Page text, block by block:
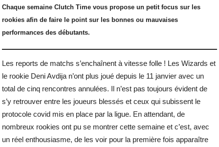
Chaque semaine Clutch Time vous propose un petit focus sur les
rookies afin de faire le point sur les bonnes ou mauvaises
performances des débutants.
Les reports de matchs s’enchaînent à vitesse folle ! Les Wizards et
le rookie Deni Avdija n’ont plus joué depuis le 11 janvier avec un
total de cinq rencontres annulées. Il n’est pas toujours évident de
s’y retrouver entre les joueurs blessés et ceux qui subissent le
protocole covid mis en place par la ligue. En attendant, de
nombreux rookies ont pu se montrer cette semaine et c’est, avec
un réel enthousiasme, de les voir pour la première fois apparaître